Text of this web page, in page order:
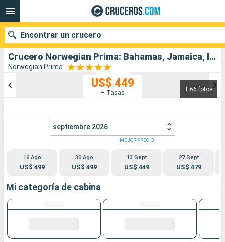
Crucero Norwegian Prima: Bahamas, Jamaica, Islas Caimán, México, Estados Unidos salida desde Orlando
Norwegian Prima
+ 66 fotos
US$ 449
+ Tasas
septiembre 2026
16 Ago
US$ 499
30 Ago
US$ 499
MEJOR PRECIO
13 Sept
US$ 449
27 Sept
US$ 479
Mi categoría de cabina
Encontrar un crucero
Compañías
Buscar